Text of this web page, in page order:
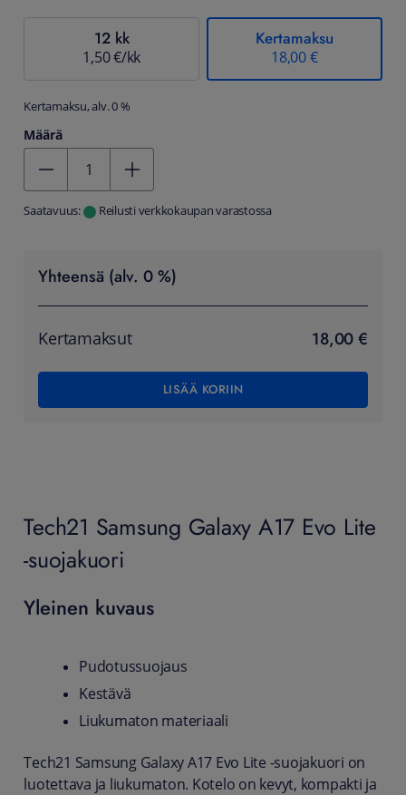
12 kk
1,50 €/kk
Kertamaksu
18,00 €
Kertamaksu, alv. 0 %
Määrä
Saatavuus: Reilusti verkkokaupan varastossa
Yhteensä (alv. 0 %)
Kertamaksut 18,00 €
LISÄÄ KORIIN
Tech21 Samsung Galaxy A17 Evo Lite
-suojakuori
Yleinen kuvaus
Pudotussuojaus
Kestävä
Liukumaton materiaali
Tech21 Samsung Galaxy A17 Evo Lite -suojakuori on
luotettava ja liukumaton. Kotelo on kevyt, kompakti ja